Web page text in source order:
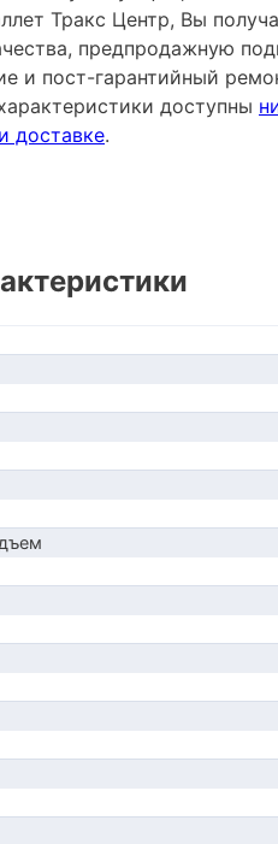
Тракс Центр, Вы
предпродажную
и пост-гарантийный
доступны
доставке.